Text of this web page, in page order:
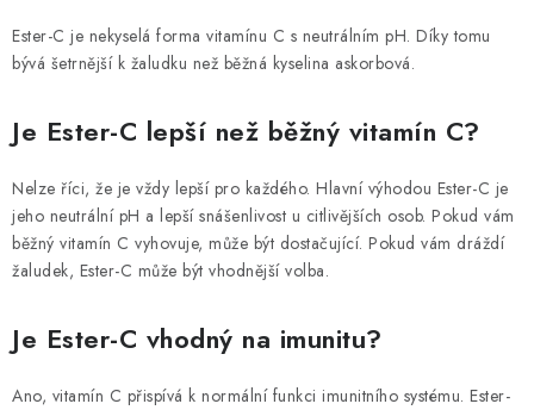
Ester-C je nekyselá forma vitamínu C s neutrálním pH. Díky tomu
bývá šetrnější k žaludku než běžná kyselina askorbová.
Je Ester-C lepší než běžný vitamín C?
Nelze říci, že je vždy lepší pro každého. Hlavní výhodou Ester-C je
jeho neutrální pH a lepší snášenlivost u citlivějších osob. Pokud vám
běžný vitamín C vyhovuje, může být dostačující. Pokud vám dráždí
žaludek, Ester-C může být vhodnější volba.
Je Ester-C vhodný na imunitu?
Ano, vitamín C přispívá k normální funkci imunitního systému. Ester-